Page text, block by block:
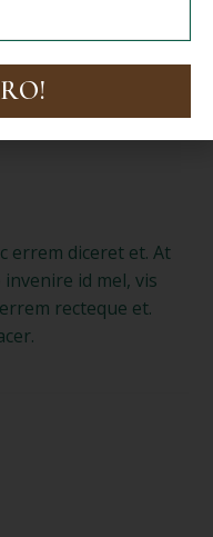
errem diceret et. At
id mel, vis
recteque et.